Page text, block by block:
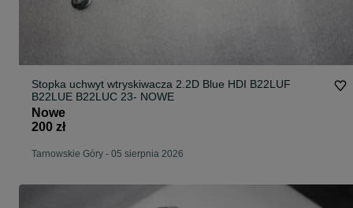
Stopka uchwyt wtryskiwacza 2.2D Blue HDI B22LUF
B22LUE B22LUC 23- NOWE
Nowe
200 zł
Tarnowskie Góry - 05 sierpnia 2026